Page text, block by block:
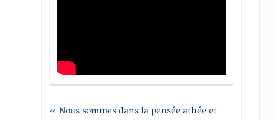
« Nous sommes dans la pensée athée et